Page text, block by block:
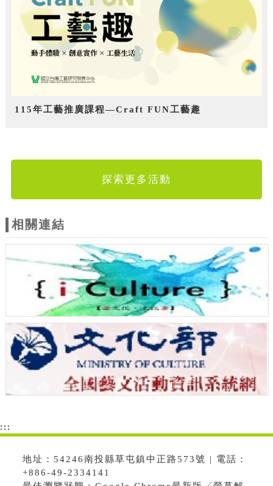
115年工藝推廣課程—Craft FUN工藝趣
探索更多活動
相關連結
:::
地址：54246南投縣草屯鎮中正路573號 | 電話：
+886-49-2334141